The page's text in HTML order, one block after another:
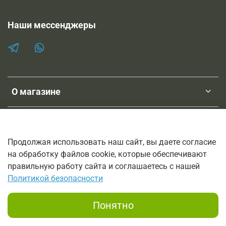
О магазине
Наши мессенджеры
ТМ SHOPNEBOLEL
© 2011-2026
Интернет-магазин трав, лечебных настоек и мазей на основе
Заказы принимаются по телефону 8 800 333 6816
Продолжая использовать наш сайт, вы даете согласие
на обработку файлов cookie, которые обеспечивают
правильную работу сайта и соглашаетесь с нашей
Политикой безопасности
Понятно